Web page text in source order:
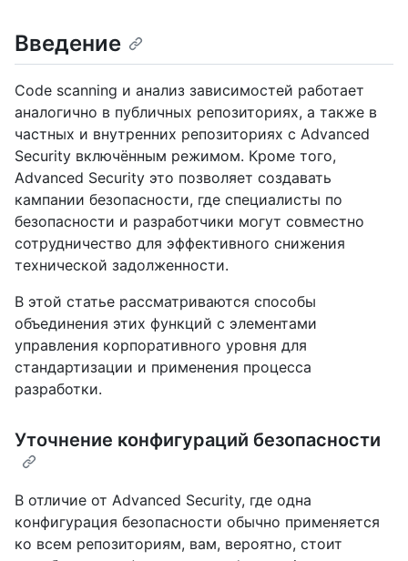
Введение
Code scanning и анализ зависимостей работает
аналогично в публичных репозиториях, а также в
частных и внутренних репозиториях с Advanced
Security включённым режимом. Кроме того,
Advanced Security это позволяет создавать
кампании безопасности, где специалисты по
безопасности и разработчики могут совместно
сотрудничество для эффективного снижения
технической задолженности.
В этой статье рассматриваются способы
объединения этих функций с элементами
управления корпоративного уровня для
стандартизации и применения процесса
разработки.
Уточнение конфигураций безопасности
В отличие от Advanced Security, где одна
конфигурация безопасности обычно применяется
ко всем репозиториям, вам, вероятно, стоит